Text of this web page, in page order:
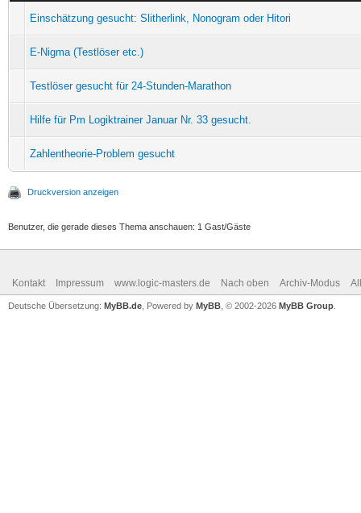
Einschätzung gesucht: Slitherlink, Nonogram oder Hitori
E-Nigma (Testlöser etc.)
Testlöser gesucht für 24-Stunden-Marathon
Hilfe für Pm Logiktrainer Januar Nr. 33 gesucht.
Zahlentheorie-Problem gesucht
Druckversion anzeigen
Benutzer, die gerade dieses Thema anschauen: 1 Gast/Gäste
Kontakt Impressum www.logic-masters.de Nach oben Archiv-Modus
Deutsche Übersetzung: MyBB.de , Powered by MyBB , © 2002-2026 MyBB Group